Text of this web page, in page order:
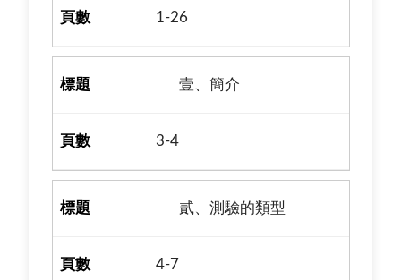
1-26
壹、簡介
3-4
貳、測驗的類型
4-7